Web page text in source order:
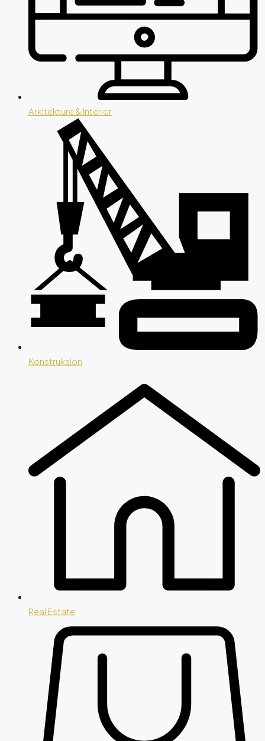
Arkitekture & Interior
Konstruksion
Real Estate